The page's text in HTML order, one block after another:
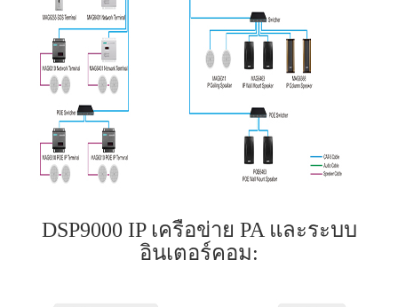
DSP9000 IP เครือข่าย PA และระบบ
อินเตอร์คอม: